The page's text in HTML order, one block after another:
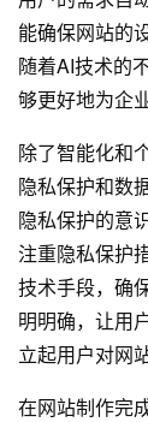
能确保网站的
随着AI技术的
够更好地为企
除了智能化和
隐私保护和数
隐私保护的意
注重隐私保护
技术手段，确
明明确，让用
立起用户对网
在网站制作完